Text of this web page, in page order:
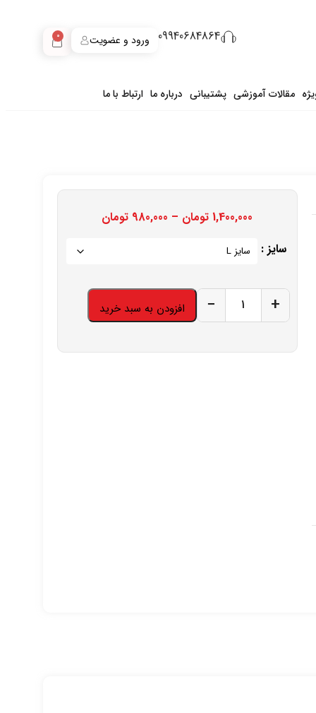
0 ورود و عضویت 09940684864
مقالات آموزشی پشتیبانی درباره ما ارتباط با ما
1,400,000 تومان –
980,000 تومان
سایز :
− + افزودن به سبد خرید